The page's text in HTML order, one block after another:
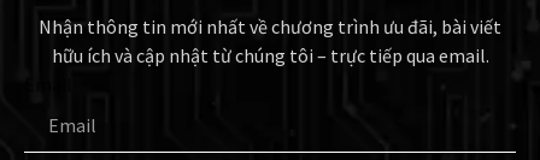
Nhận thông tin mới nhất về chương trình ưu đãi, bài viết
hữu ích và cập nhật từ chúng tôi – trực tiếp qua email.